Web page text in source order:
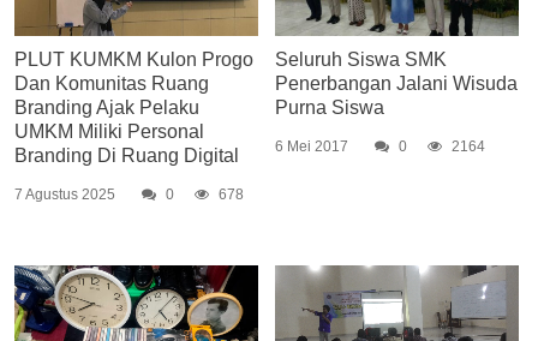
PLUT KUMKM Kulon Progo
Dan Komunitas Ruang
Branding Ajak Pelaku
UMKM Miliki Personal
Branding Di Ruang Digital
7 Agustus 2025 0 678
Seluruh Siswa SMK
Penerbangan Jalani Wisuda
Purna Siswa
6 Mei 2017 0 2164